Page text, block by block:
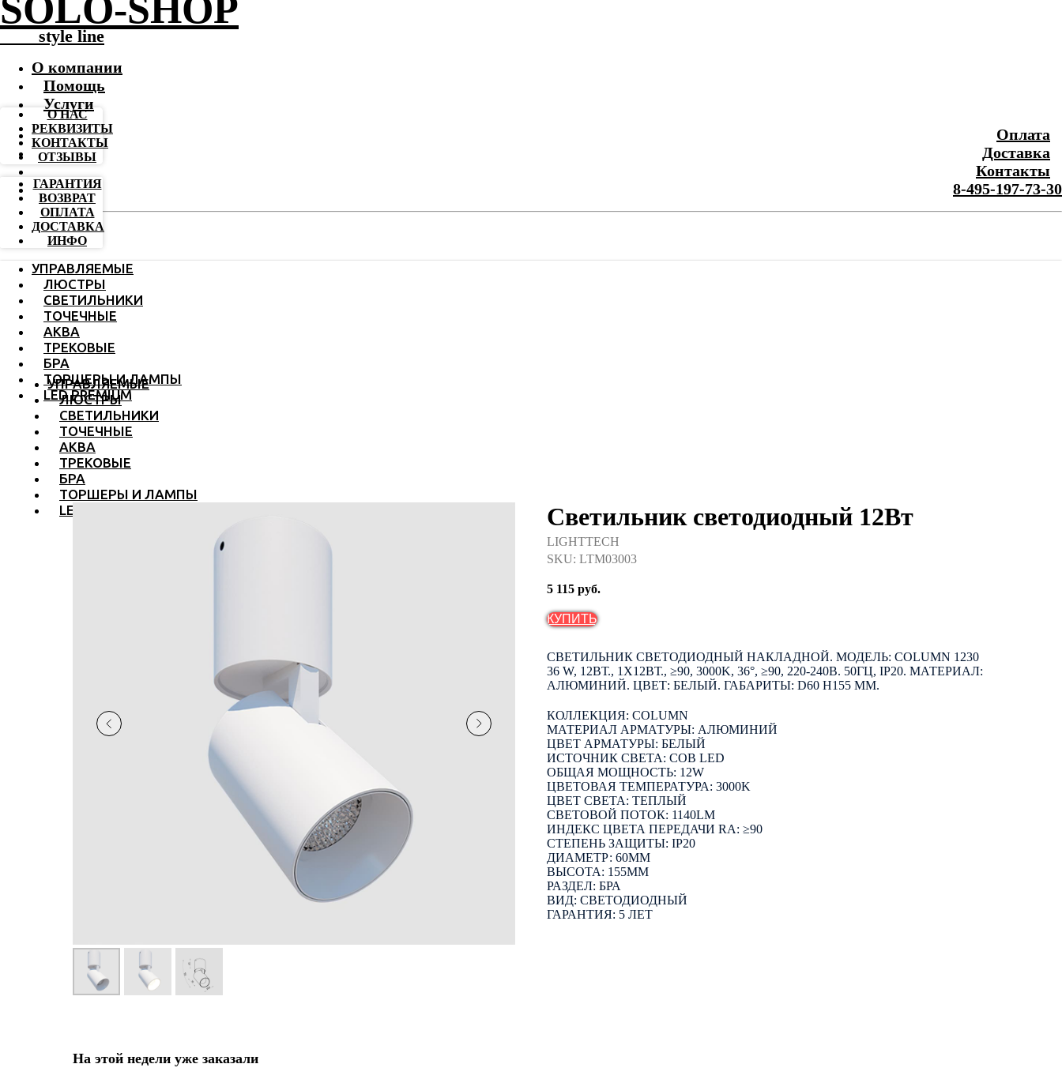
SOLO-SHOP
-------style line
О компании
Помощь
Услуги
Оплата
Доставка
Контакты
8-495-197-73-30
О НАС
РЕКВИЗИТЫ
КОНТАКТЫ
ОТЗЫВЫ
ГАРАНТИЯ
ВОЗВРАТ
ОПЛАТА
ДОСТАВКА
ИНФО
УПРАВЛЯЕМЫЕ
ЛЮСТРЫ
СВЕТИЛЬНИКИ
ТОЧЕЧНЫЕ
АКВА
ТРЕКОВЫЕ
БРА
ТОРШЕРЫ И ЛАМПЫ
LED PREMIUM
УПРАВЛЯЕМЫЕ
ЛЮСТРЫ
СВЕТИЛЬНИКИ
ТОЧЕЧНЫЕ
АКВА
ТРЕКОВЫЕ
БРА
ТОРШЕРЫ И ЛАМПЫ
LED PREMIUM
Светильник светодиодный 12Вт
LIGHTTECH
SKU: LTM03003
5 115 руб.
КУПИТЬ
СВЕТИЛЬНИК СВЕТОДИОДНЫЙ НАКЛАДНОЙ. МОДЕЛЬ: COLUMN 1230
36 W, 12ВТ., 1Х12ВТ., ≥90, 3000K, 36°, ≥90, 220-240В. 50ГЦ, IP20. МАТЕРИАЛ:
АЛЮМИНИЙ. ЦВЕТ: БЕЛЫЙ. ГАБАРИТЫ: D60 H155 ММ.
КОЛЛЕКЦИЯ: COLUMN
МАТЕРИАЛ АРМАТУРЫ: АЛЮМИНИЙ
ЦВЕТ АРМАТУРЫ: БЕЛЫЙ
ИСТОЧНИК СВЕТА: COB LED
ОБЩАЯ МОЩНОСТЬ: 12W
ЦВЕТОВАЯ ТЕМПЕРАТУРА: 3000K
ЦВЕТ СВЕТА: ТЕПЛЫЙ
СВЕТОВОЙ ПОТОК: 1140LM
ИНДЕКС ЦВЕТА ПЕРЕДАЧИ RA: ≥90
СТЕПЕНЬ ЗАЩИТЫ: IP20
ДИАМЕТР: 60ММ
ВЫСОТА: 155ММ
РАЗДЕЛ: БРА
ВИД: СВЕТОДИОДНЫЙ
ГАРАНТИЯ: 5 ЛЕТ
На этой недели уже заказали